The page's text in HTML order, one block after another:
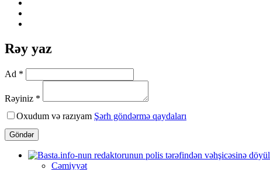
Rəy yaz
Ad *
Rəyiniz *
Oxudum və razıyam Şərh göndərmə qaydaları
Göndər
Cəmiyyət